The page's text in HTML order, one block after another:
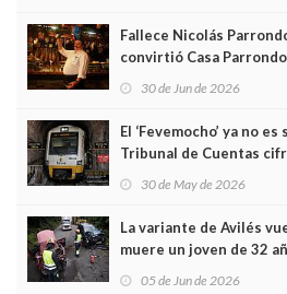
Fallece Nicolás
convirtió Casa
Asturias en Madrid
30 de Jun de 2026
El ‘Fevemocho’ ya no
Tribunal de Cuentas
sobrecoste de los
30 de May de 2026
La variante de Avilés
muere un joven de 32
frontal
05 de Jun de 2026